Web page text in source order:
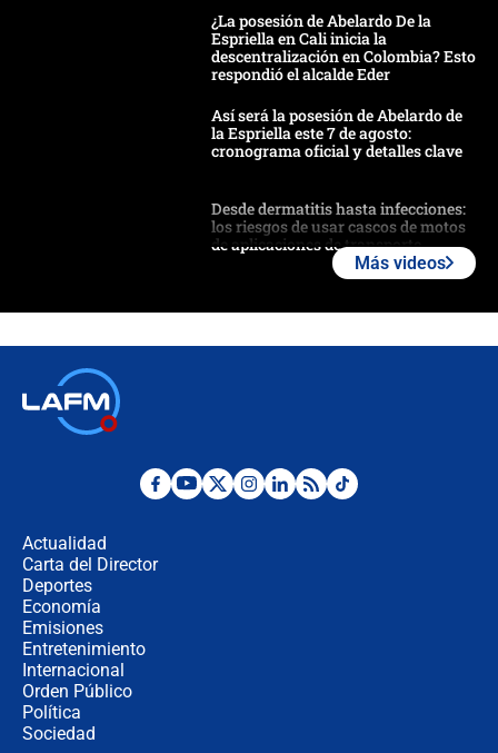
¿La posesión de Abelardo De la
Espriella en Cali inicia la
descentralización en Colombia? Esto
respondió el alcalde Eder
Así será la posesión de Abelardo de
la Espriella este 7 de agosto:
cronograma oficial y detalles clave
Desde dermatitis hasta infecciones:
los riesgos de usar cascos de motos
de aplicaciones de transporte
Posesión de Abelardo De La Espriella
Más videos
Actualidad
Carta del Director
Deportes
Economía
Emisiones
Entretenimiento
Internacional
Orden Público
Política
Sociedad